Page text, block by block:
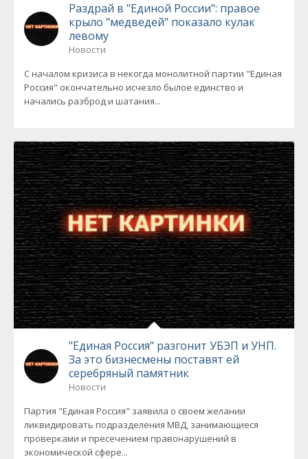
Раздрай в "Единой России": правое
крыло "медведей" показало кулак
левому
Новости
С началом кризиса в некогда монолитной партии "Единая
Россия" окончательно исчезло былое единство и
начались разброд и шатания...
"Единая Россия" разгонит УБЭП и УНП.
За это бизнесмены поставят ей
серебряный памятник
Новости
Партия "Единая Россия" заявила о своем желании
ликвидировать подразделения МВД, занимающиеся
проверками и пресечением правонарушений в
экономической сфере...